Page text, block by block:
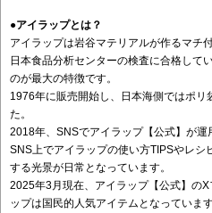
●アイラップとは？
アイラップは岩谷マテリアルが作るマチ付
日本食品分析センターの検査に合格して
のが最大の特徴です。
1976年に販売開始し、日本海側ではポリ
た。
2018年、SNSでアイラップ【公式】が
SNS上でアイラップの使い方TIPSやレシ
する光景が日常となっています。
2025年3月現在、アイラップ【公式】の
ップは国民的人気アイテムとなっています